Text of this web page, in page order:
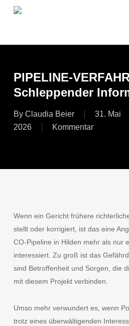
content
PIPELINE-
Schleppender
By Claudia Beier
31. Mai
2026
Kommentar
Wenn ein Gericht frühere
stellt oder korrigiert, ist das eine
CO-Pipeline in Hilden mehr als nur
interessiert. Zu groß ist das
sind Betroffenheit und Sorgen, die
mit diesem Projekt verbinden.
Umso mehr verwundert es, wenn
trotz eines überwältigenden